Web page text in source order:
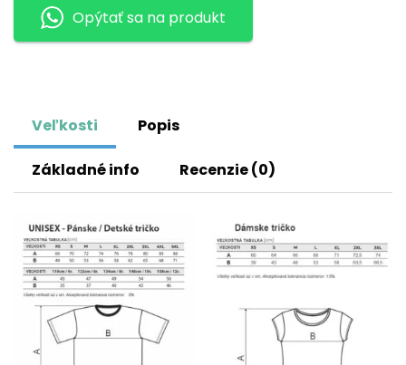
Opýtať sa na produkt
Veľkosti Popis
Základné info Recenzie (0)